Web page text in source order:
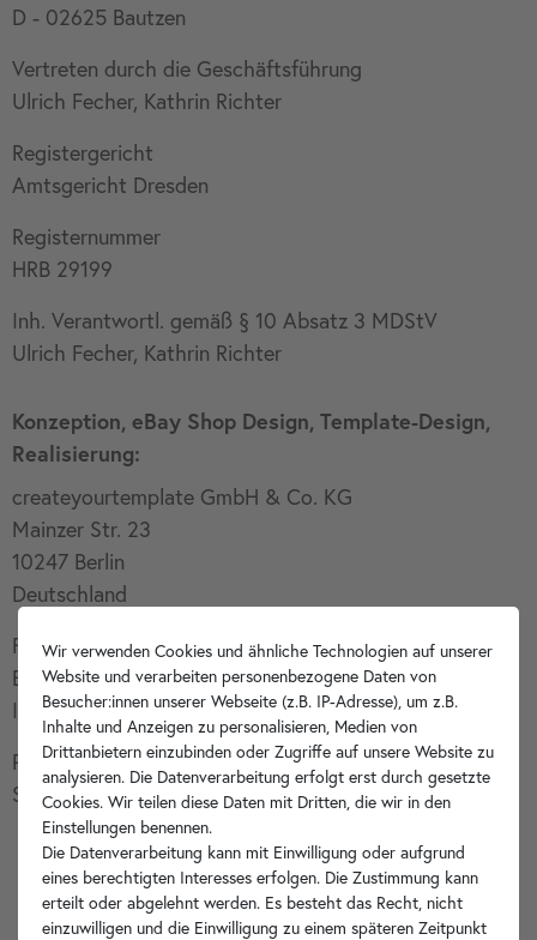
D - 02625 Bautzen
Vertreten durch die Geschäftsführung
Ulrich Fecher, Kathrin Richter
Registergericht
Amtsgericht Dresden
Registernummer
HRB 29199
Inh. Verantwortl. gemäß § 10 Absatz 3 MDStV
Ulrich Fecher, Kathrin Richter
Konzeption, eBay Shop Design, Template-Design,
Realisierung:
createyourtemplate GmbH & Co. KG
Mainzer Str. 23
10247 Berlin
Deutschland
Fax: +49 (0) 30 23 63 232-29
E-Mail: office[at]cyt.de
Internet: www.createyourtemplate.com
Plattform der EU-Kommission zur Online-
Streitbeilegung: http://ec.europa.eu/consumers/odr/
Ihre Vorteile
Wir verwenden Cookies und ähnliche Technologien auf unserer
Website und verarbeiten personenbezogene Daten von
Besucher:innen unserer Webseite (z.B. IP-Adresse), um z.B.
Inhalte und Anzeigen zu personalisieren, Medien von
Drittanbietern einzubinden oder Zugriffe auf unsere Website zu
analysieren. Die Datenverarbeitung erfolgt erst durch gesetzte
Cookies. Wir teilen diese Daten mit Dritten, die wir in den
Einstellungen benennen.
Die Datenverarbeitung kann mit Einwilligung oder aufgrund
eines berechtigten Interesses erfolgen. Die Zustimmung kann
erteilt oder abgelehnt werden. Es besteht das Recht, nicht
einzuwilligen und die Einwilligung zu einem späteren Zeitpunkt